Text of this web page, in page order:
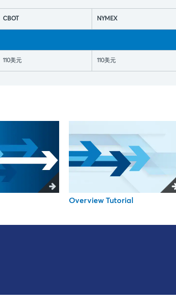
CBOT NYMEX
110美元 110美元
Overview Tutorial